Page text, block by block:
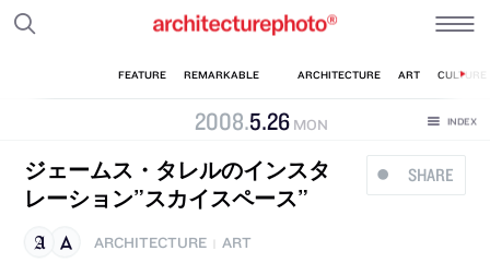
2008.5.26 MON
SHARE
ジェームス・タレルのインスタ
レーション”スカイスペース”
ARCHITECTURE
ART